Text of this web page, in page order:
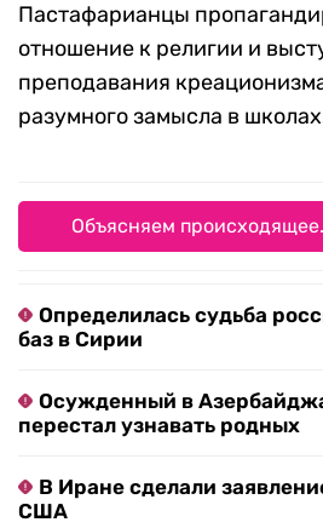
Пастафарианцы
отношение к религии и
преподавания
разумного замысла в
Объясняем происходящее.
Определилась судьба
баз в Сирии
Осужденный в
перестал узнавать родных
В Иране сделали
США